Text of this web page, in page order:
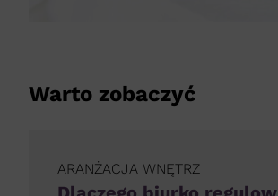
Warto zobaczyć
ARANŻACJA WNĘTRZ